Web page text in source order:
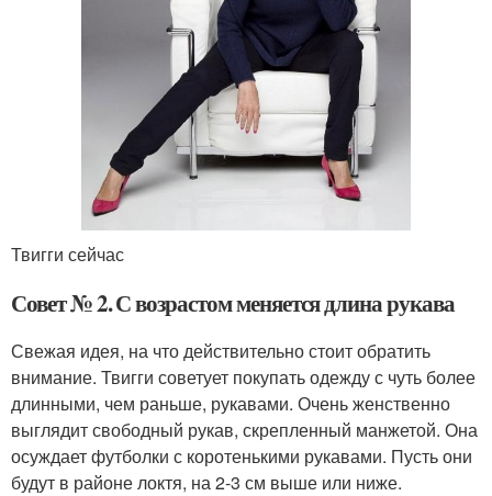
Твигги сейчас
Совет № 2. С возрастом меняется длина рукава
Свежая идея, на что действительно стоит обратить
внимание. Твигги советует покупать одежду с чуть более
длинными, чем раньше, рукавами. Очень женственно
выглядит свободный рукав, скрепленный манжетой. Она
осуждает футболки с коротенькими рукавами. Пусть они
будут в районе локтя, на 2-3 см выше или ниже.